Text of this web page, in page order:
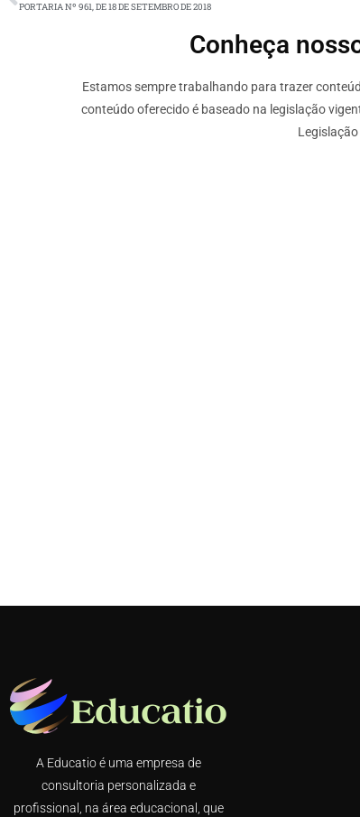
PORTARIA Nº 961, DE 18 DE SETEMBRO DE 2018
Conheça
Estamos sempre trabalhando para trazer
conteúdo oferecido é baseado na legislação
A Educatio é uma empresa de
consultoria personalizada e
profissional, na área educacional, que